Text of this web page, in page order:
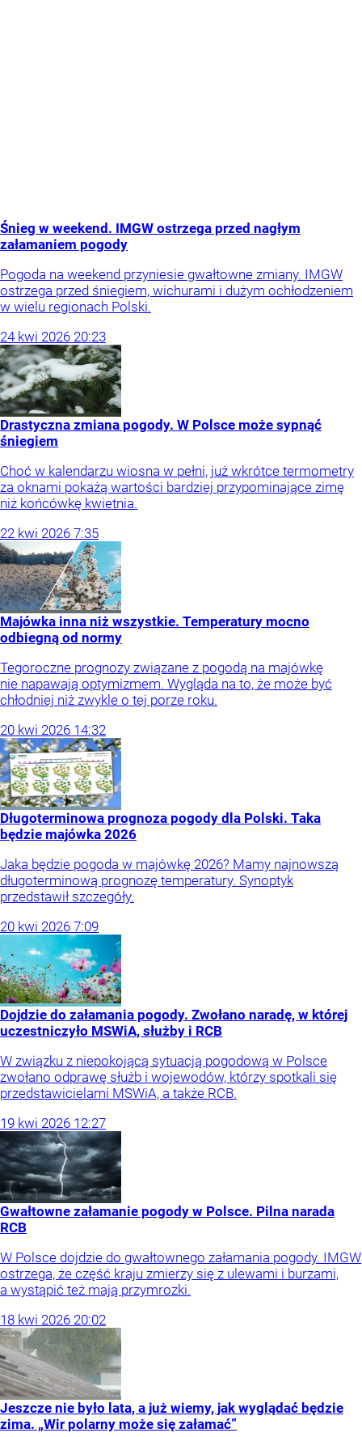
Śnieg w weekend. IMGW ostrzega przed nagłym
załamaniem pogody
Pogoda na weekend przyniesie gwałtowne zmiany. IMGW
ostrzega przed śniegiem, wichurami i dużym ochłodzeniem
w wielu regionach Polski.
24 kwi 2026 20:23
Drastyczna zmiana pogody. W Polsce może sypnąć
śniegiem
Choć w kalendarzu wiosna w pełni, już wkrótce termometry
za oknami pokażą wartości bardziej przypominające zimę
niż końcówkę kwietnia.
22 kwi 2026 7:35
Majówka inna niż wszystkie. Temperatury mocno
odbiegną od normy
Tegoroczne prognozy związane z pogodą na majówkę
nie napawają optymizmem. Wygląda na to, że może być
chłodniej niż zwykle o tej porze roku.
20 kwi 2026 14:32
Długoterminowa prognoza pogody dla Polski. Taka
będzie majówka 2026
Jaka będzie pogoda w majówkę 2026? Mamy najnowszą
długoterminową prognozę temperatury. Synoptyk
przedstawił szczegóły.
20 kwi 2026 7:09
Dojdzie do załamania pogody. Zwołano naradę, w której
uczestniczyło MSWiA, służby i RCB
W związku z niepokojącą sytuacją pogodową w Polsce
zwołano odprawę służb i wojewodów, którzy spotkali się
przedstawicielami MSWiA, a także RCB.
19 kwi 2026 12:27
Gwałtowne załamanie pogody w Polsce. Pilna narada
RCB
W Polsce dojdzie do gwałtownego załamania pogody. IMGW
ostrzega, że część kraju zmierzy się z ulewami i burzami,
a wystąpić też mają przymrozki.
18 kwi 2026 20:02
Jeszcze nie było lata, a już wiemy, jak wyglądać będzie
zima. „Wir polarny może się załamać”